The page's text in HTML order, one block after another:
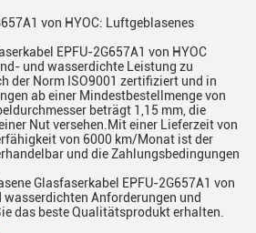
von HYOC: Luftgeblasenes
EPFU-2G657A1 von HYOC
und wasserdichte Leistung zu
der Norm ISO9001 zertifiziert und in
ab einer Mindestbestellmenge von
beträgt 1,15 mm, die
Nut versehen.Mit einer Lieferzeit von
von 6000 km/Monat ist der
und die Zahlungsbedingungen
Glasfaserkabel EPFU-2G657A1 von
wasserdichten Anforderungen und
das beste Qualitätsprodukt erhalten.